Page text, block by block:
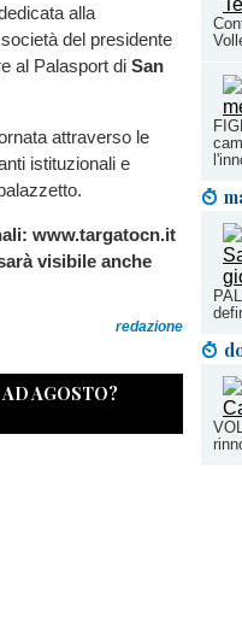
alla
del presidente
al Palasport di San
attraverso le
istituzionali e
www.targatocn.it
visibile anche
redazione
AGOSTO?